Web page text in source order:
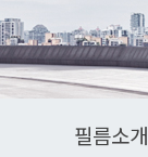
필름소개